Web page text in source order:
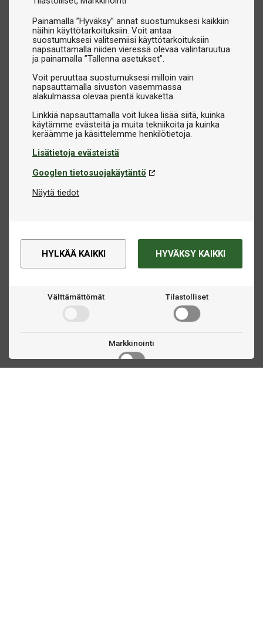
Painamalla ”Hyväksy” annat suostumuksesi kaikkiin
näihin käyttötarkoituksiin. Voit antaa
suostumuksesi valitsemiisi käyttötarkoituksiin
napsauttamalla niiden vieressä olevaa valintaruutua
ja painamalla ”Tallenna asetukset”.
Voit peruuttaa suostumuksesi milloin vain
napsauttamalla sivuston vasemmassa
alakulmassa olevaa pientä kuvaketta.
Linkkiä napsauttamalla voit lukea lisää siitä, kuinka
käytämme evästeitä ja muita tekniikoita ja kuinka
Lisätietoja evästeistä
Googlen tietosuojakäytäntö
Näytä tiedot
HYLKÄÄ KAIKKI HYVÄKSY KAIKKI
Välttämättömät Tilastolliset
Markkinointi